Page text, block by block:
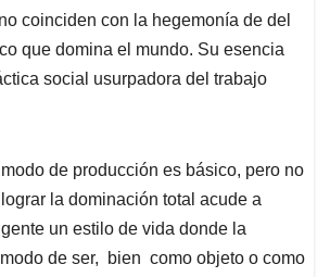
d
I
n
d
s
coinciden con la hegemonía de del
que domina el mundo. Su esencia
social usurpadora del trabajo
de producción es básico, pero no
la dominación total acude a
un estilo de vida donde la
de ser, bien como objeto o como